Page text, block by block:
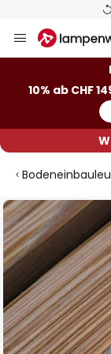
Inhalt
10% ab CHF
Zum
Ende
der
Bildgalerie
springen